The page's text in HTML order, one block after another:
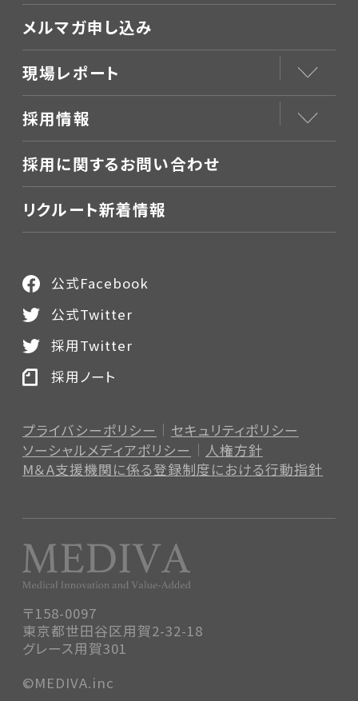
メルマガ申し込み
現場レポート
採用情報
採用に関するお問い合わせ
リクルート新着情報
〒158-0097
東京都世田谷区用賀2-32-18
グレース用賀301
プライバシーポリシー
セキュリティポリシー
ソーシャルメディアポリシー
人権方針
M＆A支援機関に係る登録制度における行動指針
公式Facebook
公式Twitter
採用Twitter
採用ノート
©MEDIVA.inc